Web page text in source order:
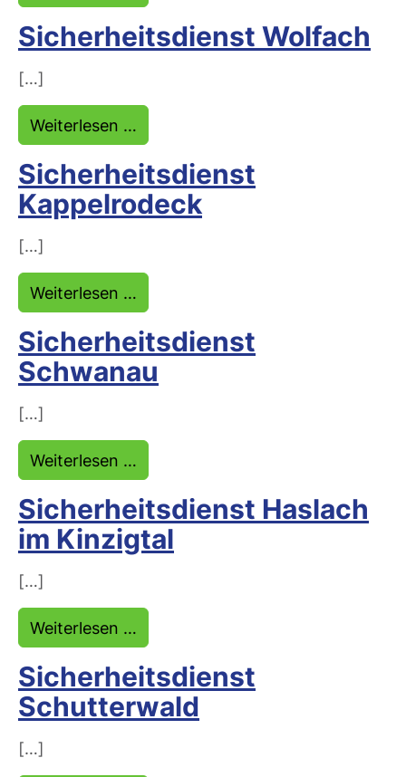
Sicherheitsdienst Wolfach
[…]
Weiterlesen …
Sicherheitsdienst
Kappelrodeck
[…]
Weiterlesen …
Sicherheitsdienst
Schwanau
[…]
Weiterlesen …
Sicherheitsdienst Haslach
im Kinzigtal
[…]
Weiterlesen …
Sicherheitsdienst
Schutterwald
[…]